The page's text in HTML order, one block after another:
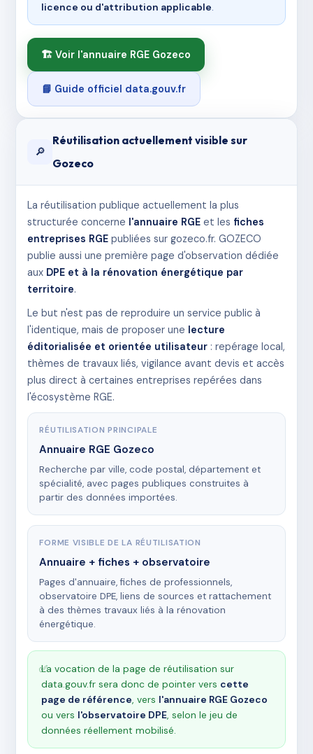
licence ou d'attribution applicable.
🏗️ Voir l'annuaire RGE Gozeco
📘 Guide officiel data.gouv.fr
🔎
Réutilisation actuellement visible sur
Gozeco
La réutilisation publique actuellement la plus
structurée concerne l'annuaire RGE et les fiches
entreprises RGE publiées sur gozeco.fr. GOZECO
publie aussi une première page d'observation dédiée
aux DPE et à la rénovation énergétique par
territoire.
Le but n'est pas de reproduire un service public à
l'identique, mais de proposer une lecture
éditorialisée et orientée utilisateur : repérage local,
thèmes de travaux liés, vigilance avant devis et accès
plus direct à certaines entreprises repérées dans
l'écosystème RGE.
RÉUTILISATION PRINCIPALE
Annuaire RGE Gozeco
Recherche par ville, code postal, département et
spécialité, avec pages publiques construites à
partir des données importées.
FORME VISIBLE DE LA RÉUTILISATION
Annuaire + fiches + observatoire
Pages d'annuaire, fiches de professionnels,
observatoire DPE, liens de sources et rattachement
à des thèmes travaux liés à la rénovation
énergétique.
✅
La vocation de la page de réutilisation sur
data.gouv.fr sera donc de pointer vers cette
page de référence, vers l'annuaire RGE Gozeco
ou vers l'observatoire DPE, selon le jeu de
données réellement mobilisé.